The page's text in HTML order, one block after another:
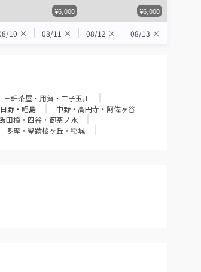
¥6,000 ¥6,000
10 × 08/11 × 08/12 × 08/13 ×
三軒茶屋・用賀・二子玉川
野・昭島
中野・高円寺・阿佐ヶ谷
田橋・四谷・御茶ノ水
多摩・聖蹟桜ヶ丘・稲城